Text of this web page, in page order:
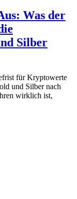
Was der
Silber
für Kryptowerte
und Silber nach
wirklich ist,